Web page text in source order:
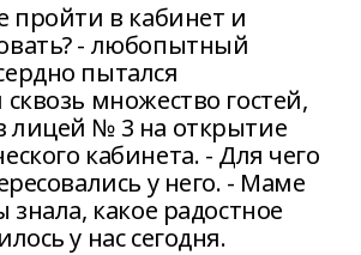
пройти в кабинет и
- любопытный
пытался
сквозь множество гостей,
№ 3 на открытие
кабинета. - Для чего
у него. - Маме
знала, какое радостное
у нас сегодня.